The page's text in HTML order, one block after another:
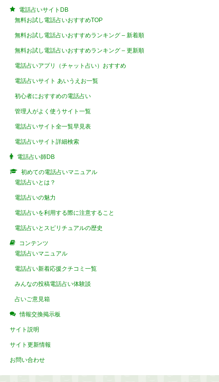
電話占いサイトDB
無料お試し電話占いおすすめTOP
無料お試し電話占いおすすめランキング – 新着順
無料お試し電話占いおすすめランキング – 更新順
電話占いアプリ（チャット占い）おすすめ
電話占いサイト あいうえお一覧
初心者におすすめの電話占い
管理人がよく使うサイト一覧
電話占いサイト全一覧早見表
電話占いサイト詳細検索
電話占い師DB
初めての電話占いマニュアル
電話占いとは？
電話占いの魅力
電話占いを利用する際に注意すること
電話占いとスピリチュアルの歴史
コンテンツ
電話占いマニュアル
電話占い新着応援クチコミ一覧
みんなの投稿電話占い体験談
占いご意見箱
情報交換掲示板
サイト説明
サイト更新情報
お問い合わせ